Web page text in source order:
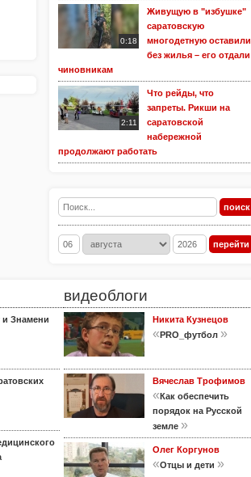
0:18
Живущую в "избушке"
саратовскую
многодетную оставили
без жилья – его отдали
чиновникам
2:11
Что рейды, что
запреты. Рикши на
саратовской
набережной
продолжают работать
и Знамени
видеоблоги
Никита Кузнецов
«PRO_футбол »
Вячеслав Трофимов
«Как обеспечить
порядок на Русской
земле »
Олег Коргунов
«Отцы и дети »